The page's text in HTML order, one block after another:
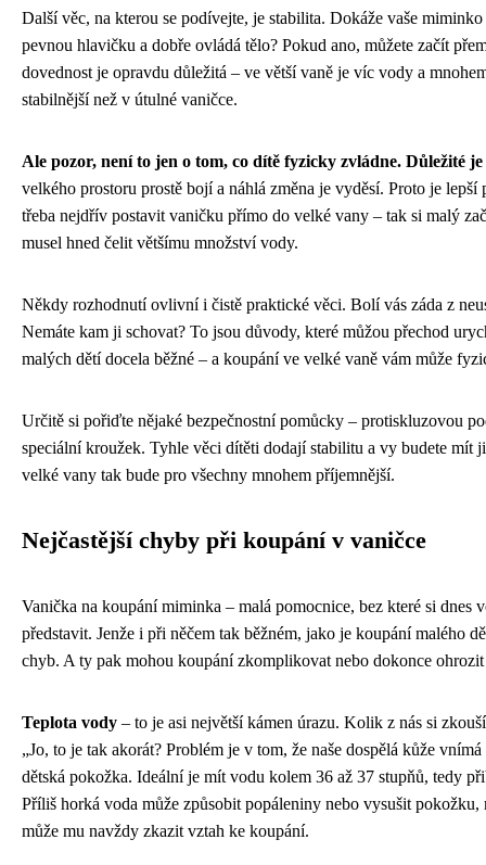
Další věc, na kterou se podívejte, je stabilita. Dokáže vaše
pevnou hlavičku a dobře ovládá tělo? Pokud ano, můžete začít
dovednost je opravdu důležitá – ve větší vaně je víc vody a
stabilnější než v útulné vaničce.
Ale pozor, není to jen o tom, co dítě fyzicky zvládne. Důležité
velkého prostoru prostě bojí a náhlá změna je vyděsí. Proto je
třeba nejdřív postavit vaničku přímo do velké vany – tak si malý
musel hned čelit většímu množství vody.
Někdy rozhodnutí ovlivní i čistě praktické věci. Bolí vás záda z
Nemáte kam ji schovat? To jsou důvody, které můžou přechod
malých dětí docela běžné – a koupání ve velké vaně vám může
Určitě si pořiďte nějaké bezpečnostní pomůcky – protiskluzovou
speciální kroužek. Tyhle věci dítěti dodají stabilitu a vy budete mít
velké vany tak bude pro všechny mnohem příjemnější.
Nejčastější chyby při koupání v vaničce
Vanička na koupání miminka – malá pomocnice, bez které si dnes
představit. Jenže i při něčem tak běžném, jako je koupání malého
chyb. A ty pak mohou koupání zkomplikovat nebo dokonce ohrozit
Teplota vody – to je asi největší kámen úrazu. Kolik z nás si
„Jo, to je tak akorát? Problém je v tom, že naše dospělá kůže
dětská pokožka. Ideální je mít vodu kolem 36 až 37 stupňů, tedy
Příliš horká voda může způsobit popáleniny nebo vysušit pokožku,
může mu navždy zkazit vztah ke koupání.